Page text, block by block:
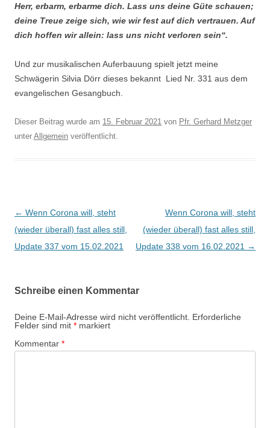
Herr, erbarm, erbarme dich. Lass uns deine Güte schauen;
deine Treue zeige sich, wie wir fest auf dich vertrauen. Auf
dich hoffen wir allein: lass uns nicht verloren sein“.
Und zur musikalischen Auferbauung spielt jetzt meine
Schwägerin Silvia Dörr dieses bekannt Lied Nr. 331 aus dem
evangelischen Gesangbuch.
Dieser Beitrag wurde am 15. Februar 2021 von Pfr. Gerhard Metzger
unter Allgemein veröffentlicht.
Beitragsnavigation
← Wenn Corona will, steht
(wieder überall) fast alles still,
Update 337 vom 15.02.2021
Wenn Corona will, steht
(wieder überall) fast alles still,
Update 338 vom 16.02.2021 →
Schreibe einen Kommentar
Deine E-Mail-Adresse wird nicht veröffentlicht. Erforderliche
Felder sind mit * markiert
Kommentar *